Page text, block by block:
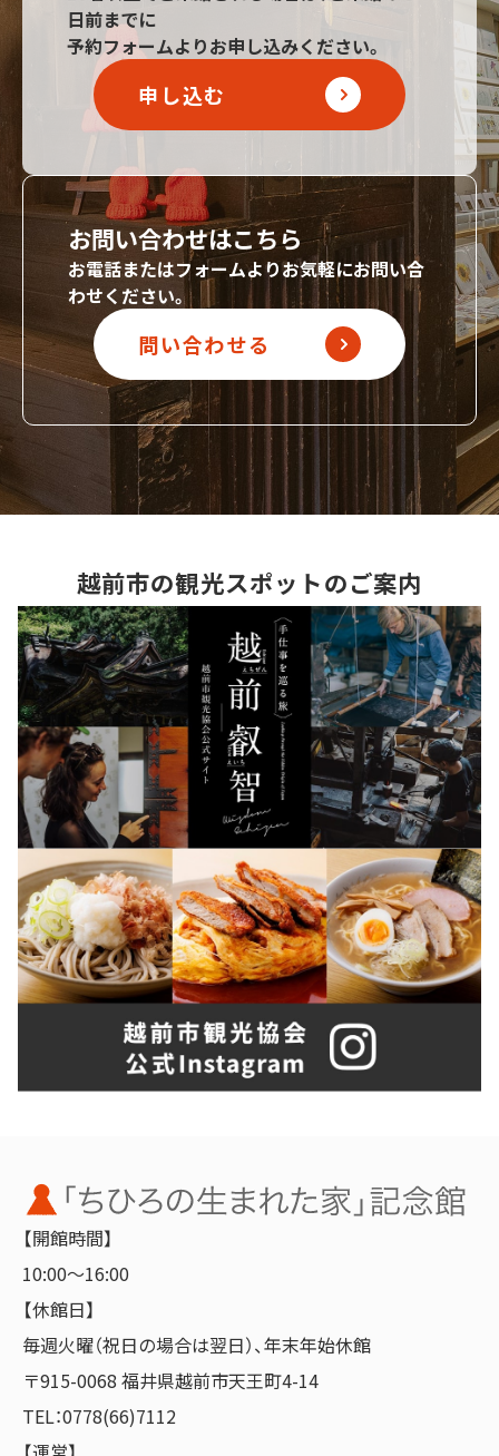
日前までに
予約フォームよりお申し込みください。
申し込む
お問い合わせはこちら
お電話またはフォームよりお気軽にお問い合
わせください。
問い合わせる
越前市の観光スポットのご案内
【開館時間】
10:00～16:00
【休館日】
毎週火曜（祝日の場合は翌日）、年末年始休館
〒915-0068 福井県越前市天王町4-14
TEL：0778(66)7112